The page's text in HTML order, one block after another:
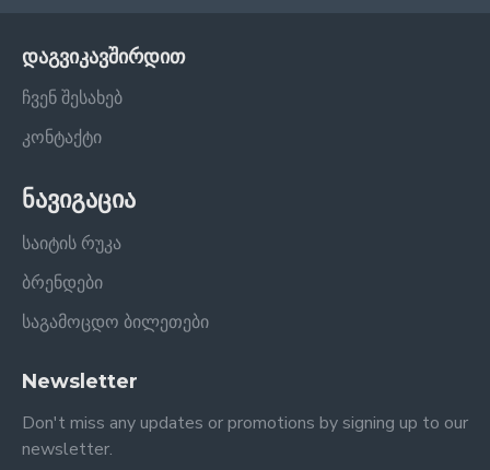
დაგვიკავშირდით
ჩვენ შესახებ
კონტაქტი
ნავიგაცია
საიტის რუკა
ბრენდები
საგამოცდო ბილეთები
Newsletter
Don't miss any updates or promotions by signing up to our
newsletter.